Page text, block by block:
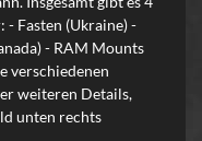
- Fasten (Ukraine) -
- RAM Mounts
verschiedenen
weiteren Details,
unten rechts